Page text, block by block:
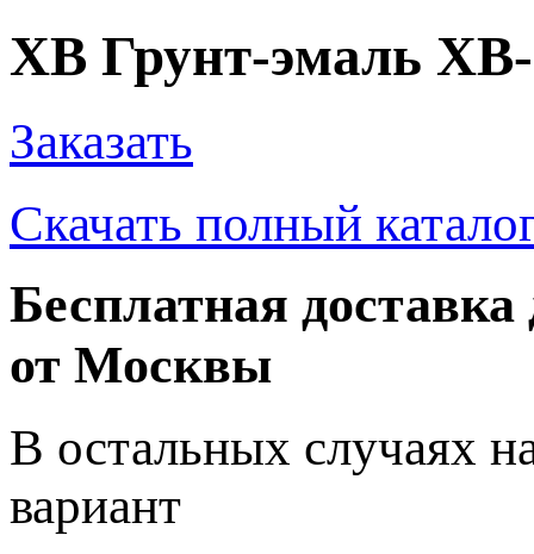
ХВ Грунт-эмаль ХВ-
Заказать
Скачать полный
Бесплатная доставка
от Москвы
В остальных случаях
вариант